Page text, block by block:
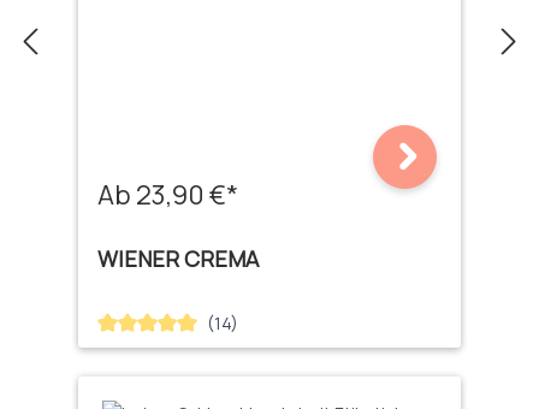
Ab 23,90 €*
WIENER CREMA
Durchschnittliche Bewertung von 5 von 5 Sternen
(14)